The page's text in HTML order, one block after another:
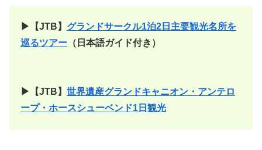
▶【JTB】 グランドサークル1泊2日主要観光名所を
巡るツアー （日本語ガイド付き）
▶【JTB】 世界遺産グランドキャニオン・アンテロ
ープ・ホースシューベンド1日観光